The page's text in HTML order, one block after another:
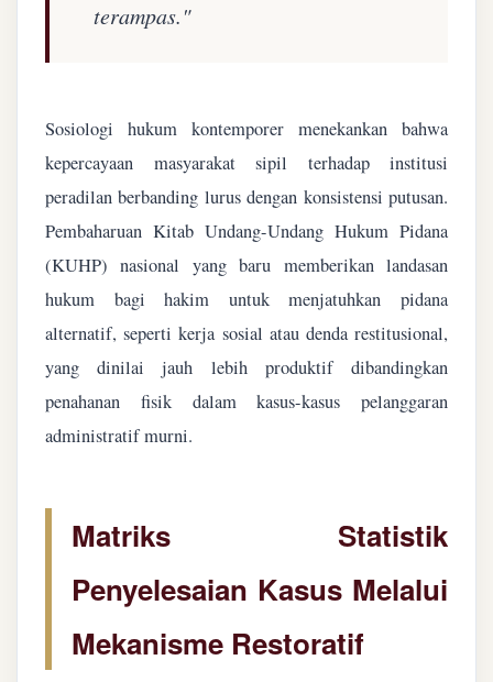
terampas."
Sosiologi hukum kontemporer menekankan bahwa
kepercayaan masyarakat sipil terhadap institusi
peradilan berbanding lurus dengan konsistensi putusan.
Pembaharuan Kitab Undang-Undang Hukum Pidana
(KUHP) nasional yang baru memberikan landasan
hukum bagi hakim untuk menjatuhkan pidana
alternatif, seperti kerja sosial atau denda restitusional,
yang dinilai jauh lebih produktif dibandingkan
penahanan fisik dalam kasus-kasus pelanggaran
administratif murni.
Matriks Statistik
Penyelesaian Kasus Melalui
Mekanisme Restoratif